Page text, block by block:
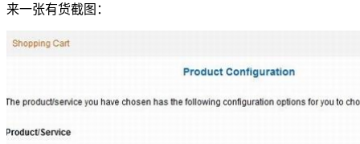
来一张有货截图：